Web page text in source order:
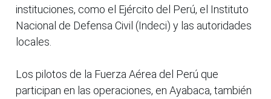
instituciones, como el Ejército del Perú, el Instituto
Nacional de Defensa Civil (Indeci) y las autoridades
locales.
Los pilotos de la Fuerza Aérea del Perú que
participan en las operaciones, en Ayabaca, también